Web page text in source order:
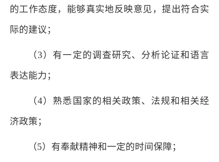
的工作态度，能够真实地反映意见，提出符合实
际的建议；
（3）有一定的调查研究、分析论证和语言
表达能力；
（4）熟悉国家的相关政策、法规和相关经
济政策；
（5）有奉献精神和一定的时间保障；